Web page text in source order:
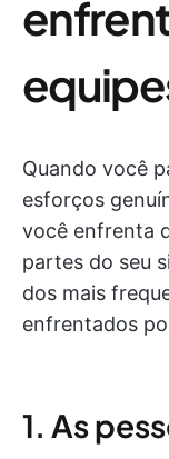
Quando você
esforços
você enfrenta
partes do seu
dos mais
enfrentados
1. As